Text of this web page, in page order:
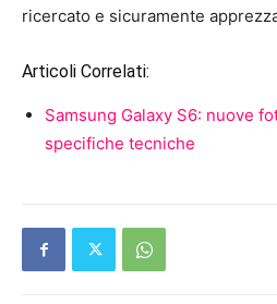
ricercato e sicuramente
Articoli Correlati:
Samsung Galaxy S6: nuove
specifiche tecniche